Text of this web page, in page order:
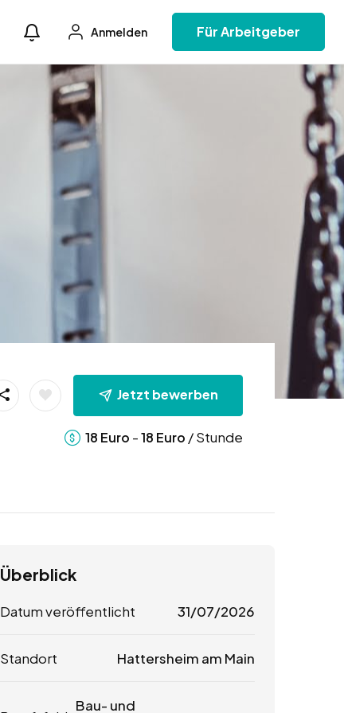
Anmelden Für Arbeitgeber
Jetzt bewerben
18 Euro -18 Euro / Stunde
Überblick
Datum veröffentlicht 31/07/2026
Standort Hattersheim am Main
Bau- und